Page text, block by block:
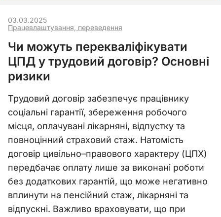
Працевлаштування, переведення
03.03.2025
Чи можуть перекваліфікувати
ЦПД у трудовий договір? Основні
ризики
Трудовий договір забезпечує працівнику
соціальні гарантії, збереження робочого
місця, оплачувані лікарняні, відпустку та
повноцінний страховий стаж. Натомість
договір цивільно–правового характеру (ЦПХ)
передбачає оплату лише за виконані роботи
без додаткових гарантій, що може негативно
вплинути на пенсійний стаж, лікарняні та
відпускні. Важливо враховувати, що при